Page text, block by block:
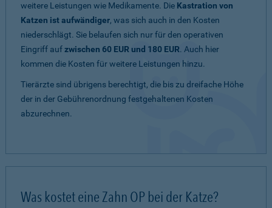
weitere Leistungen wie Medikamente. Die Kastration von
Katzen ist aufwändiger, was sich auch in den Kosten
niederschlägt. Sie belaufen sich nur für den operativen
Eingriff aufzwischen 60 EUR und 180 EUR. Auch hier
kommen die Kosten für weitere Leistungen hinzu.
Tierärzte sind übrigens berechtigt, die bis zu dreifache Höhe
der in der Gebührenordnung festgehaltenen Kosten
abzurechnen.
Was kostet eine Zahn OP bei der Katze?